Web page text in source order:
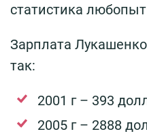
статистика
Зарплата
так:
2001 г – 393
2005 г – 2888